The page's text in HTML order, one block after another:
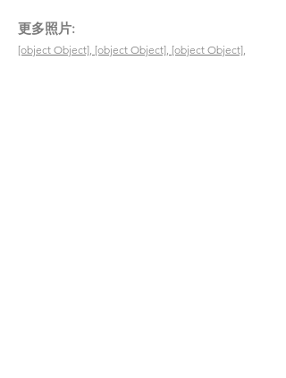
​更多照片:
[object Object], [object Object], [object Object],